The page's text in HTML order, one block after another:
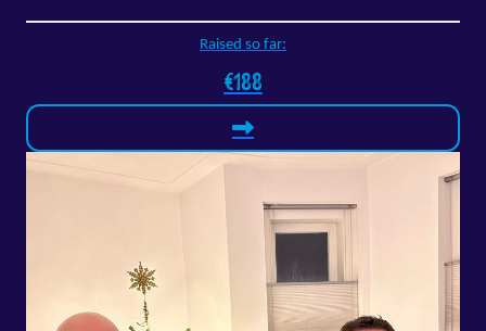
Raised so far:
€188